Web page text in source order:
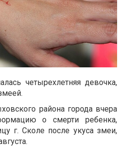
четырехлетняя девочка,
района города вчера
о смерти ребенка,
г. Сколе после укуса змеи,